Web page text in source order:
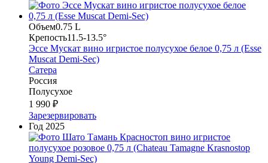
Объем0.75 L
Крепость11.5-13.5°
Эссе Мускат вино игристое полусухое белое 0,75 л (Esse
Muscat Demi-Sec)
Сатера
Россия
Полусухое
1 990 ₽
Зарезервировать
Год 2025